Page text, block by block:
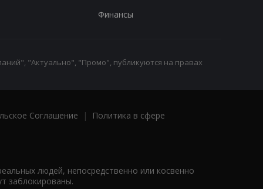
Финансы
"Актуально", "Промо", публикуются на правах
Соглашение |
Политика в сфере
людей, непосредственно или косвенно
заблокированы.